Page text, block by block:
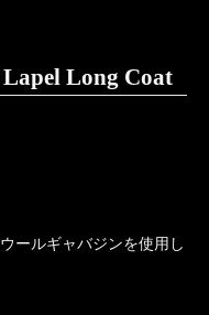
Long Coat
ールギャバジンを使用し